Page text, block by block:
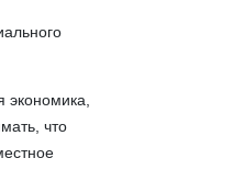
экономика,
что